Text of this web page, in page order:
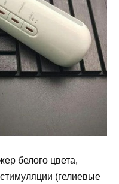
белого цвета,
(гелиевые